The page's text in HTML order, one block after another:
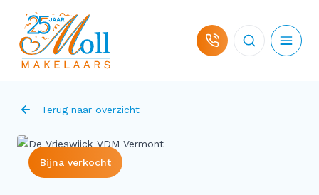
Terug naar overzicht
Bijna verkocht